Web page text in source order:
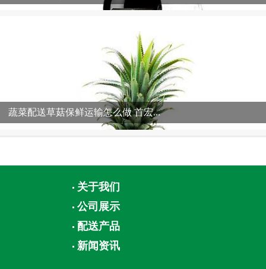
蔬菜配送草菇保鲜运输怎么做 首宏...
关于我们
公司展示
配送产品
新闻资讯